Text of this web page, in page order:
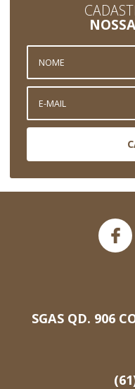
SGAS QD. 906